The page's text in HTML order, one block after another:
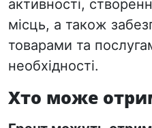
активності,
місць, а також
товарами та
необхідності.
Хто може